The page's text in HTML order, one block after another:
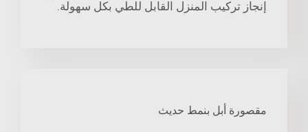
إنجاز تركيب المنزل القابل للطي بكل سهولة.
مقصورة أبل بنمط حديث